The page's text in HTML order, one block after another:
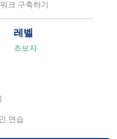
크 구축하기
레벨
초보자
연습